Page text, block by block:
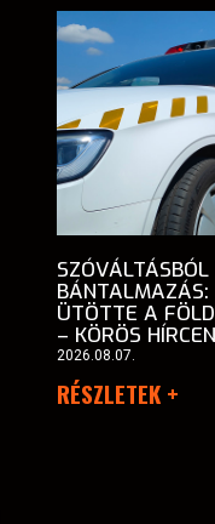
ÜTÖTTE A
– KÖRÖS
2026.08.07.
RÉSZLETEK +